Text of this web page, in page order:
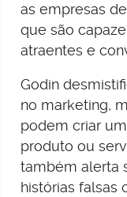
as empresas
que são
atraentes e
Godin
no marketing,
podem criar
produto ou
também alerta
histórias falsas